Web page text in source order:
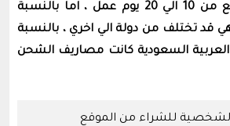
ماهو متواجد بالموقع من 10 الي 20 يوم عمل ، اما بالنسبة
تختلف من دولة الي اخري ، بالنسبة
السعودية كانت مصاريف الشحن
للشراء من الموقع